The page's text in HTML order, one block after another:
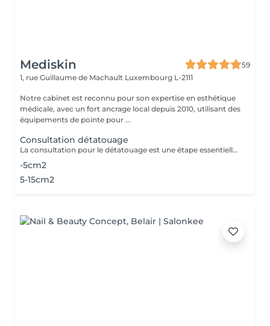
Mediskin
59
1, rue Guillaume de Machault Luxembourg L-2111
Notre cabinet est reconnu pour son expertise en esthétique
médicale, avec un fort ancrage local depuis 2010, utilisant des
équipements de pointe pour ...
Consultation détatouage
La consultation pour le détatouage est une étape essentielle avant le traitement. Elle permet d'évaluer la taille, les couleurs et la profondeur du tatouage, ainsi que le type de peau du patient. Le professionnel explique le déroulement du traitement, le nombre de séances nécessaires et les éventuels effets secondaires. C'est aussi le moment pour poser toutes vos questions et discuter des attentes en termes de résultats
-5cm2
5-15cm2